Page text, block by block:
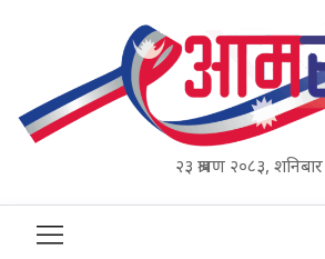
२३ श्रावण २०८३, शनिबार